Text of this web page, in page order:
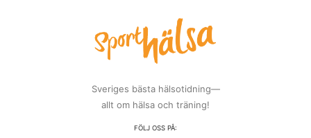
Sveriges bästa hälsotidning—
allt om hälsa och träning!
FÖLJ OSS PÅ: